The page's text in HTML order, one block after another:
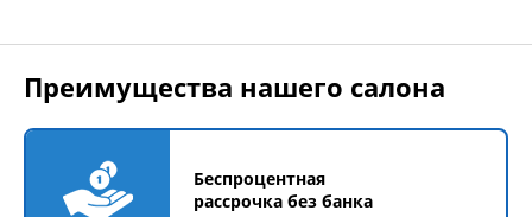
Преимущества нашего салона
Беспроцентная
рассрочка без банка